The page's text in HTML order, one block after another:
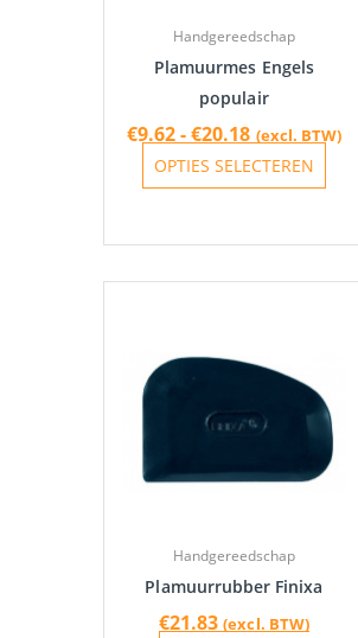
Handgereedschap
Plamuurmes Engels
populair
€9.62-€20.18 (excl. BTW)
OPTIES SELECTEREN
Handgereedschap
Plamuurrubber Finixa
€21.83 (excl. BTW)